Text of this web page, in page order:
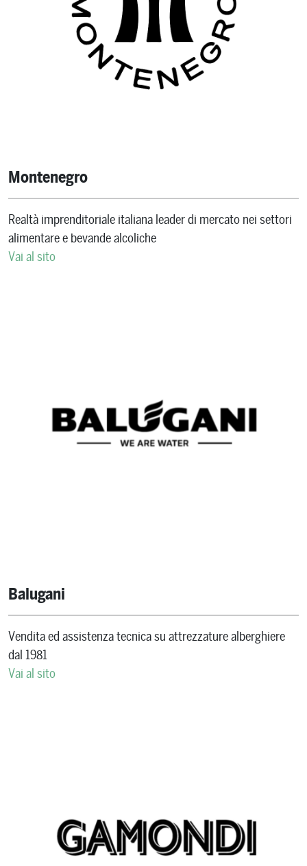
Montenegro
Realtà imprenditoriale italiana leader di mercato nei settori
alimentare e bevande alcoliche
Vai al sito
Balugani
Vendita ed assistenza tecnica su attrezzature alberghiere
dal 1981
Vai al sito